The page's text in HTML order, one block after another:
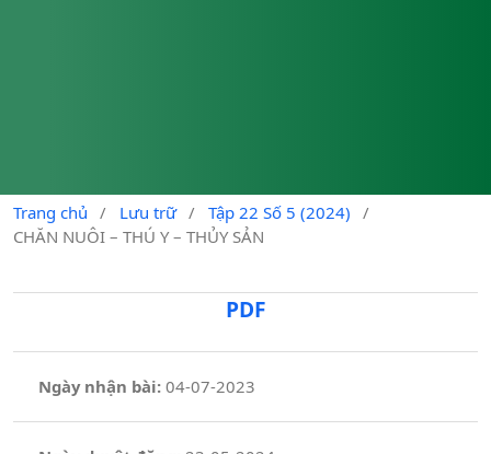
Trang chủ / Lưu trữ / Tập 22 Số 5 (2024)
/
CHĂN NUÔI – THÚ Y – THỦY SẢN
PDF
Ngày nhận bài: 04-07-2023